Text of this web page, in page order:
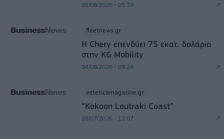
05/08/2026 - 05:39
fleetnews.gr
Η Chery επενδύει 75 εκατ. δολάρια
στην KG Mobility
04/08/2026 - 09:24
esteticamagazine.gr
“Kokoon Loutraki Coast”
28/07/2026 - 12:07